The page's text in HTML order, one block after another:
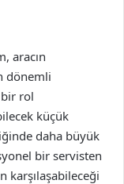
aracın
dönemli
rol
küçük
daha büyük
bir servisten
karşılaşabileceği